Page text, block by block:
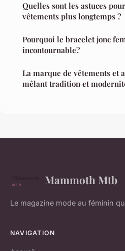
Quelles sont les astuces
vêtements plus longtemps ?
Pourquoi le bracelet jonc
incontournable?
La marque de vêtements et
mêlant tradition et
Mammoth Mtb
Le magazine mode au féminin
NAVIGATION